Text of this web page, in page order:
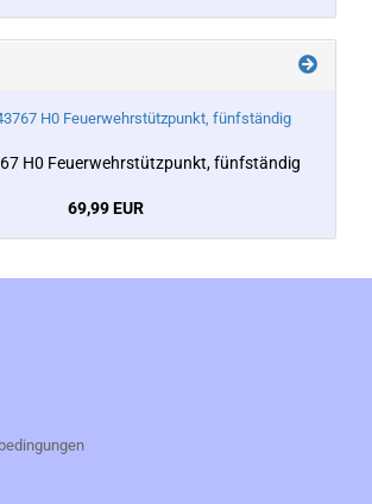
H0 Feuerwehrstützpunkt, fünfständig
69,99 EUR